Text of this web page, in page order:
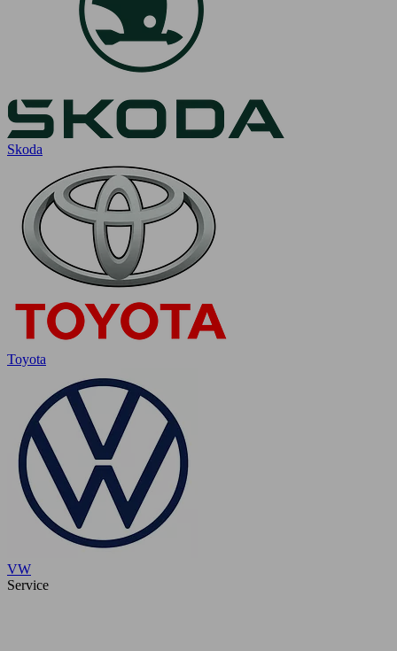
Skoda
Toyota
VW
Service